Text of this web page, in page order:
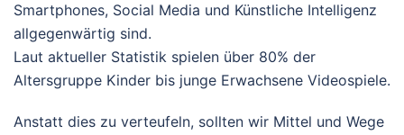
Smartphones, Social Media und Künstliche Intelligenz
allgegenwärtig sind.
Laut aktueller Statistik spielen über 80% der
Altersgruppe Kinder bis junge Erwachsene Videospiele.
Anstatt dies zu verteufeln, sollten wir Mittel und Wege